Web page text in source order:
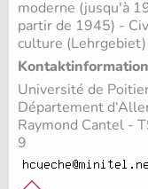
moderne (jusqu'à
partir de 1945) -
culture (Lehrgebiet)
Université de
Département
Raymond Cantel -
9